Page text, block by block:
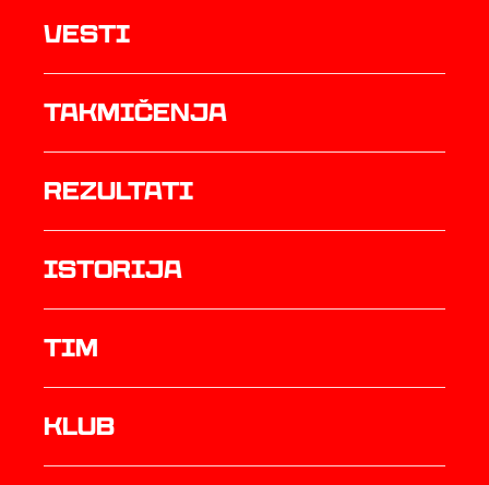
Vesti
Takmičenja
rezultati
istorija
TIM
Klub